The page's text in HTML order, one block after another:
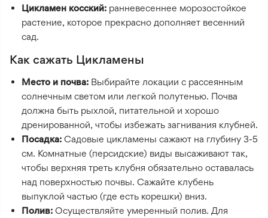
Цикламен косский: ранневесеннее морозостойкое
растение, которое прекрасно дополняет весенний
сад.
Как сажать Цикламены
Место и почва: Выбирайте локации с рассеянным
солнечным светом или легкой полутенью. Почва
должна быть рыхлой, питательной и хорошо
дренированной, чтобы избежать загнивания клубней.
Посадка: Садовые цикламены сажают на глубину 3-5
см. Комнатные (персидские) виды высаживают так,
чтобы верхняя треть клубня обязательно оставалась
над поверхностью почвы. Сажайте клубень
выпуклой частью (где есть корешки) вниз.
Полив: Осуществляйте умеренный полив. Для